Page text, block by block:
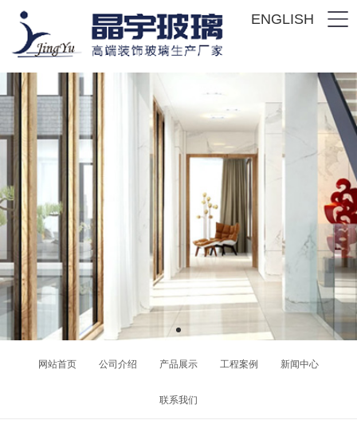
ENGLISH
网站首页 公司介绍 产品展示 工程案例 新闻中心
联系我们